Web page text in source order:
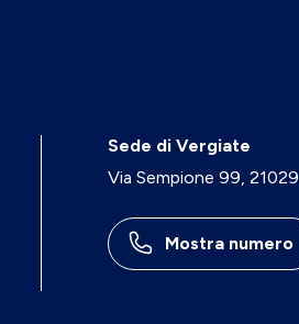
Sede di Vergiate
Via Sempione 99, 21029
Mostra numero